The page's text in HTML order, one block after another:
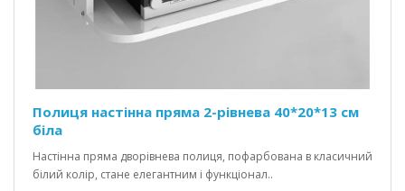
Полиця настінна пряма 2-рівнева 40*20*13 см
біла
Настінна пряма дворівнева полиця, пофарбована в класичний
білий колір, стане елегантним і функціонал..